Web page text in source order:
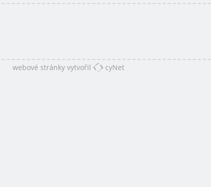
webové stránky vytvořil cyNet